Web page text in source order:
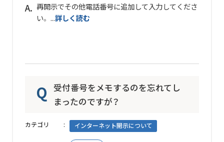
再開示でその他電話番号に追加して入力してくださ
い。 ...詳しく読む
受付番号をメモするのを忘れてし
まったのですが？
カテゴリ インターネット開示について